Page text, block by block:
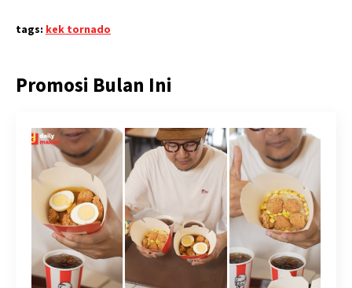
tags: kek tornado
Promosi Bulan Ini